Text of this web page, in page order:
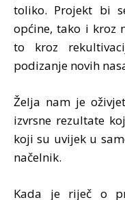
toliko. Projekt bi
općine, tako i kroz
to kroz
podizanje novih
Želja nam je
izvrsne rezultate
koji su uvijek u
načelnik.
Kada je riječ o